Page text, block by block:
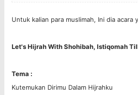
Untuk kalian para muslimah, Ini dia acara
Let's Hijrah With Shohibah, Istiqomah
Tema :
Kutemukan Dirimu Dalam Hijrahku